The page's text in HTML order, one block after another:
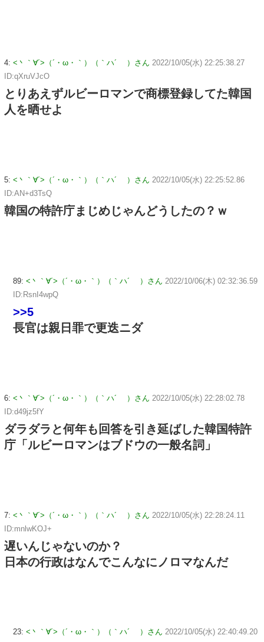
4: <丶｀∀´>（´・ω・｀）（｀ハ´ ）さん 2022/10/05(水) 22:25:38.27
ID:qXruVJcO
とりあえずルビーロマンで商標登録してた韓国
人を晒せよ
5: <丶｀∀´>（´・ω・｀）（｀ハ´ ）さん 2022/10/05(水) 22:25:52.86
ID:AN+d3TsQ
韓国の特許庁まじめじゃんどうしたの？ｗ
89: <丶｀∀´>（´・ω・｀）（｀ハ´ ）さん 2022/10/06(木) 02:32:36.59
ID:RsnI4wpQ
>>5
長官は親日罪で更迭ニダ
6: <丶｀∀´>（´・ω・｀）（｀ハ´ ）さん 2022/10/05(水) 22:28:02.78
ID:d49jz5fY
ダラダラと何年も回答を引き延ばした韓国特許
庁「ルビーロマンはブドウの一般名詞」
7: <丶｀∀´>（´・ω・｀）（｀ハ´ ）さん 2022/10/05(水) 22:28:24.11
ID:mnlwKOJ+
遅いんじゃないのか？
日本の行政はなんでこんなにノロマなんだ
23: <丶｀∀´>（´・ω・｀）（｀ハ´ ）さん 2022/10/05(水) 22:40:49.20